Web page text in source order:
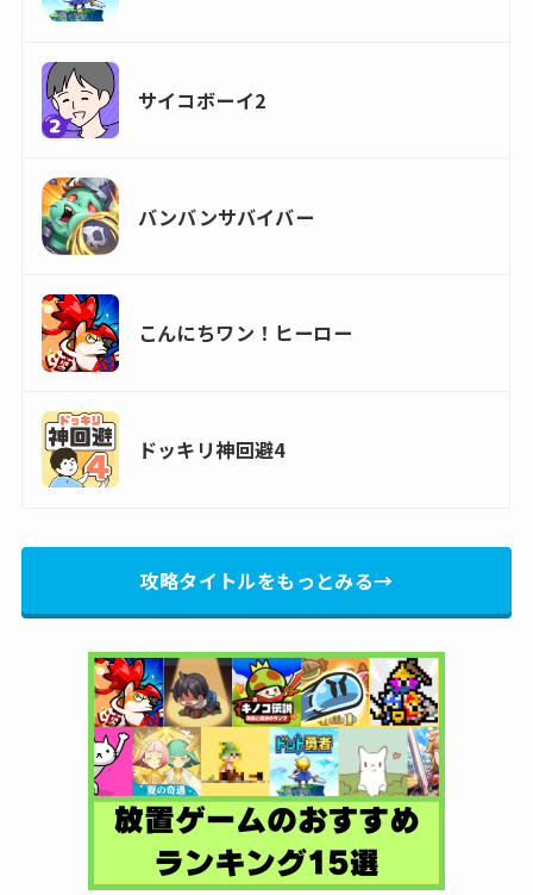
サイコボーイ2
バンバンサバイバー
こんにちワン！ヒーロー
ドッキリ神回避4
攻略タイトルをもっとみる→